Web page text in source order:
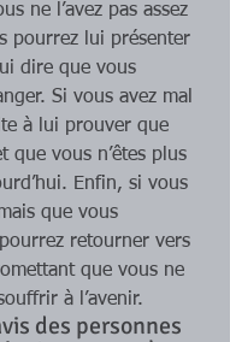
ne l’avez pas assez
pourrez lui présenter
dire que vous
Si vous avez mal
à lui prouver que
que vous n’êtes plus
Enfin, si vous
que vous
retourner vers
que vous ne
à l’avenir.
des personnes